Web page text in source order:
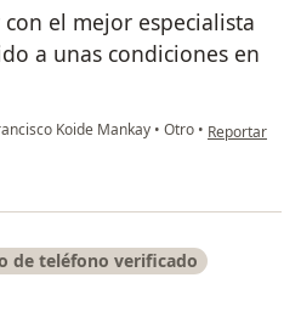
el mejor especialista
a unas condiciones en
Koide Mankay • Otro • en opinión
Reportar
de teléfono verificado